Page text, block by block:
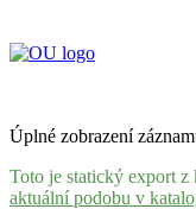
Úplné zobrazení
Toto je statický export z
aktuální podobu v